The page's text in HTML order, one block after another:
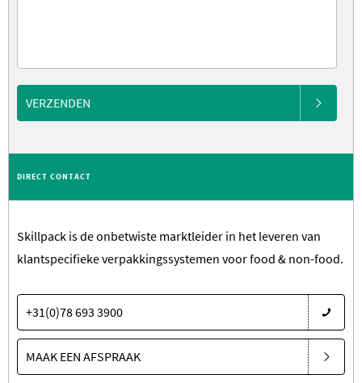
VERZENDEN
DIRECT CONTACT
Skillpack is de onbetwiste marktleider in het leveren van
klantspecifieke verpakkingssystemen voor food & non-food.
+31(0)78 693 3900
MAAK EEN AFSPRAAK